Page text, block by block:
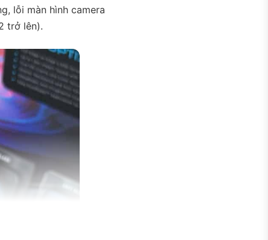
lỗi màn hình camera
trở lên).